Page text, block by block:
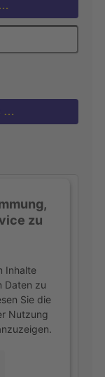
…
zu
Inhalte
Daten zu
Sie die
Nutzung